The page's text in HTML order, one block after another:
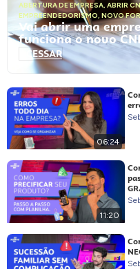
ABERTURA DE EMPRESA, ABRIR
EMPREENDEDORISMO, NOVO
Vai abrir uma
funciona o novo
ACESSAR
06:24
11:20